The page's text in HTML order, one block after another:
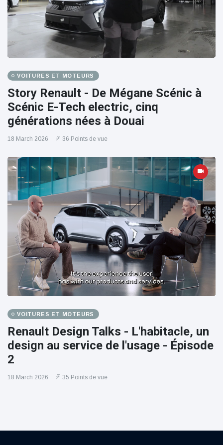
VOITURES ET MOTEURS
Story Renault - De Mégane Scénic à
Scénic E-Tech electric, cinq
générations nées à Douai
18 March 2026 36 Points de vue
VOITURES ET MOTEURS
Renault Design Talks - L'habitacle, un
design au service de l'usage - Épisode
2
18 March 2026 35 Points de vue